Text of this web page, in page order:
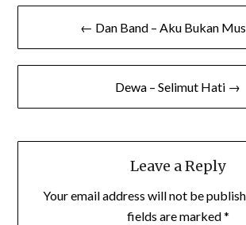
Post
navigation
← Dan Band – Aku Bukan
Dewa – Selimut Hati →
Leave a Reply
Your email address will not be
fields are marked*